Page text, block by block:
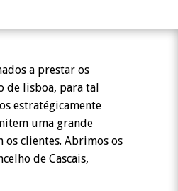
a prestar os
de lisboa, para tal
estratégicamente
uma grande
os clientes. Abrimos os
de Cascais,